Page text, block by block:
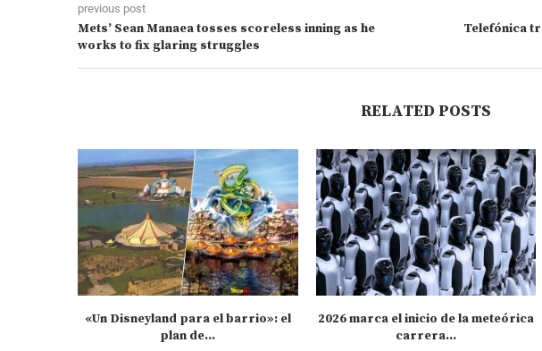
previous post
Mets’ Sean Manaea tosses scoreless inning as he
works to fix glaring struggles
Telefónica
RELATED POSTS
«Un Disneyland para el barrio»: el
plan de...
2026 marca el inicio de la meteórica
carrera...